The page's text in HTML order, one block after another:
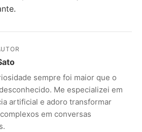
sempre foi maior que o
Me especializei em
artificial e adoro transformar
em conversas